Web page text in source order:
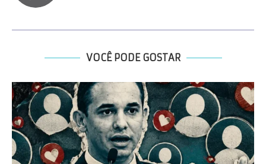
VOCÊ PODE GOSTAR